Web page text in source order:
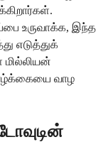
உருவாக்க, இந்த
எடுத்துக்
வாழ